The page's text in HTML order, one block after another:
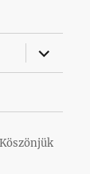
almenü
Köszönjük